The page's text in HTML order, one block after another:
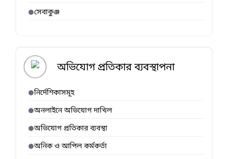
সেবাকুঞ্জ
অভিযোগ প্রতিকার ব্যবস্থাপনা
নির্দেশিকাসমূহ
অনলাইনে অভিযোগ দাখিল
অভিযোগ প্রতিকার ব্যবস্থা
অনিক ও আপিল কর্মকর্তা